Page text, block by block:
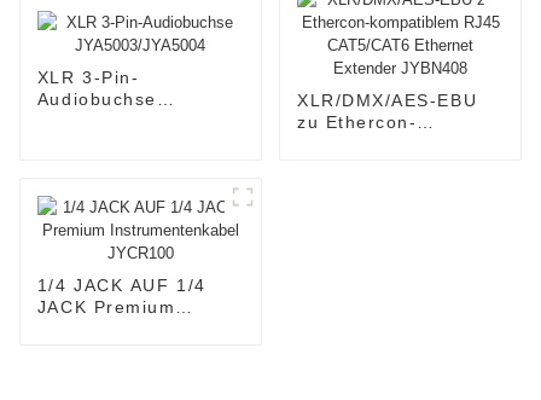
XLR 3-Pin-
Audiobuchse
XLR/DMX/AES-EBU
zu Ethercon-
1/4 JACK AUF 1/4
JACK Premium